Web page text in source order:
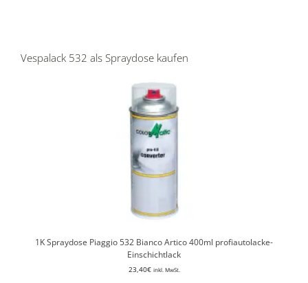
Vespalack 532 als Spraydose kaufen
1K Spraydose Piaggio 532 Bianco Artico 400ml profiautolacke-
Einschichtlack
23,40€ inkl. MwSt.